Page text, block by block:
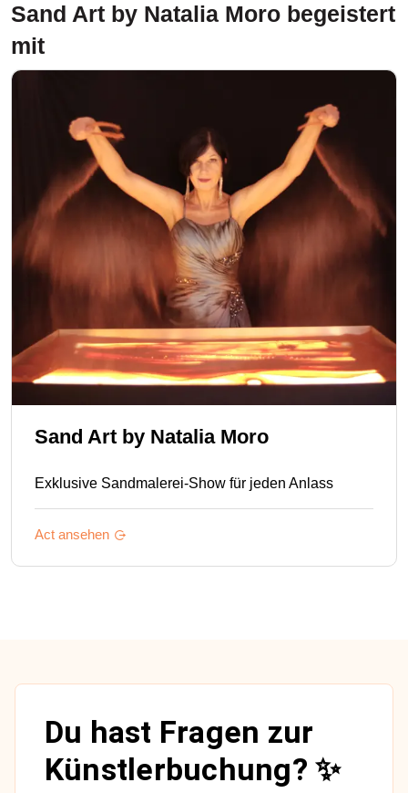
Sand Art by Natalia Moro begeistert
mit
Sand Art by Natalia Moro
Exklusive Sandmalerei-Show für jeden Anlass
Act ansehen
Du hast Fragen zur
Künstlerbuchung? ✨